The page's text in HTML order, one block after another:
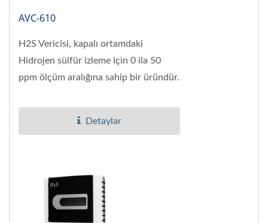
AVC-610
H2S Vericisi, kapalı ortamdaki
Hidrojen sülfür izleme için 0 ila 50
ppm ölçüm aralığına sahip bir üründür.
Detaylar